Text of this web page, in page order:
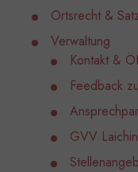
Ortsrecht &
Verwaltung
Kontakt &
Feedback
GVV